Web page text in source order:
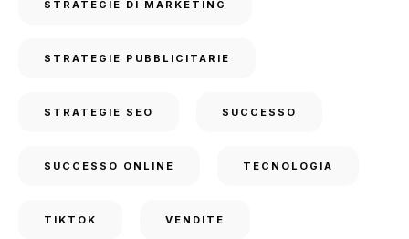
STRATEGIE DI MARKETING
STRATEGIE PUBBLICITARIE
STRATEGIE SEO SUCCESSO
SUCCESSO ONLINE TECNOLOGIA
TIKTOK VENDITE